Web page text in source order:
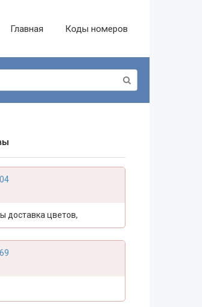
Главная Коды номеров
доставка цветов,